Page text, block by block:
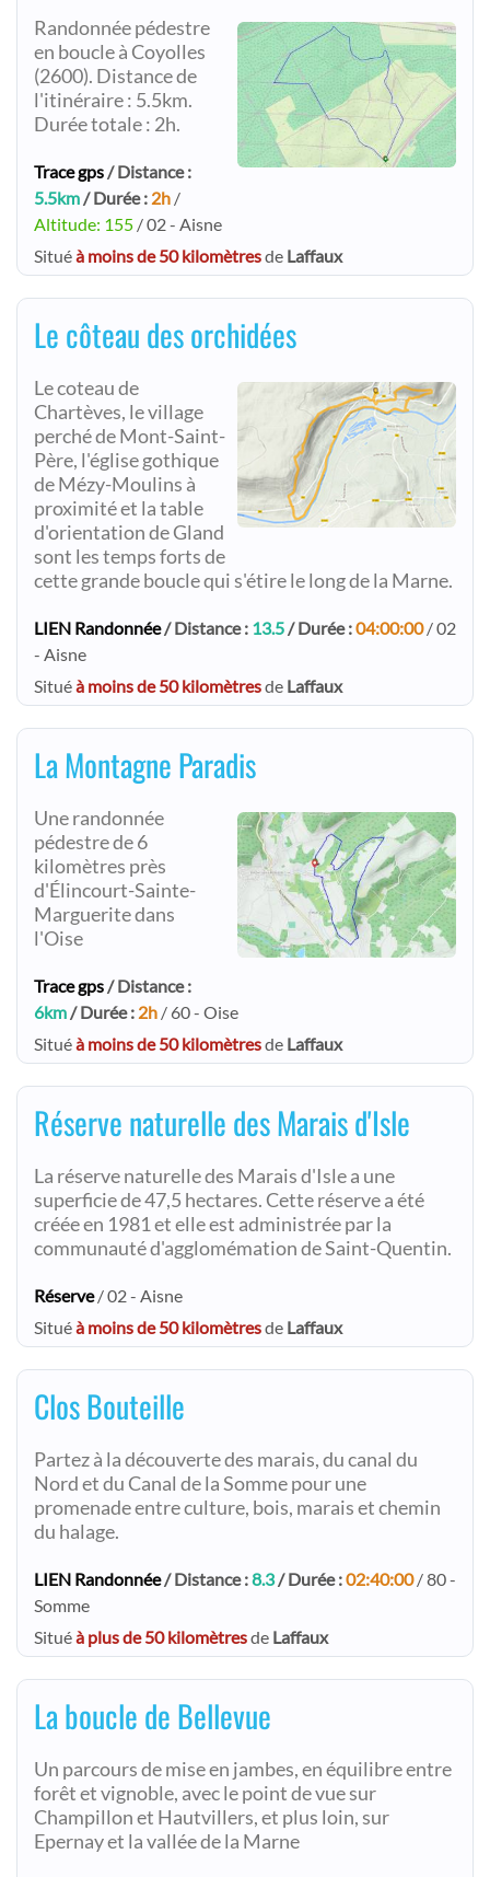
Randonnée pédestre
en boucle à Coyolles
(2600). Distance de
l'itinéraire : 5.5km.
Durée totale : 2h.
Trace gps/ Distance :
5.5km/ Durée : 2h /
Altitude: 155 / 02 - Aisne
Situéà moins de 50 kilomètresde Laffaux
Le côteau des orchidées
Le coteau de
Chartèves, le village
perché de Mont-Saint-
Père, l'église gothique
de Mézy-Moulins à
proximité et la table
d'orientation de Gland
sont les temps forts de
cette grande boucle qui s'étire le long de la Marne.
LIEN Randonnée/ Distance : 13.5/ Durée :04:00:00/ 02
- Aisne
Situéà moins de 50 kilomètresde Laffaux
La Montagne Paradis
Une randonnée
pédestre de 6
kilomètres près
d'Élincourt-Sainte-
Marguerite dans
l'Oise
Trace gps/ Distance :
6km/ Durée : 2h / 60 - Oise
Situéà moins de 50 kilomètresde Laffaux
Réserve naturelle des Marais d'Isle
La réserve naturelle des Marais d'Isle a une
superficie de 47,5 hectares. Cette réserve a été
créée en 1981 et elle est administrée par la
communauté d'agglomémation de Saint-Quentin.
Réserve/ 02 - Aisne
Situéà moins de 50 kilomètresde Laffaux
Clos Bouteille
Partez à la découverte des marais, du canal du
Nord et du Canal de la Somme pour une
promenade entre culture, bois, marais et chemin
du halage.
LIEN Randonnée/ Distance :8.3/ Durée :02:40:00/ 80 -
Somme
Situéà plus de 50 kilomètresde Laffaux
La boucle de Bellevue
Un parcours de mise en jambes, en équilibre entre
forêt et vignoble, avec le point de vue sur
Champillon et Hautvillers, et plus loin, sur
Epernay et la vallée de la Marne